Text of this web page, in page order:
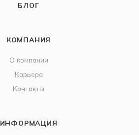
БЛОГ
КОМПАНИЯ
О компании
Карьера
Контакты
ИНФОРМАЦИЯ